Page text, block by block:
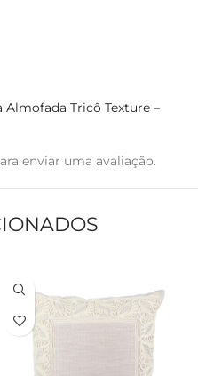
Almofada Tricô Texture –
enviar uma avaliação.